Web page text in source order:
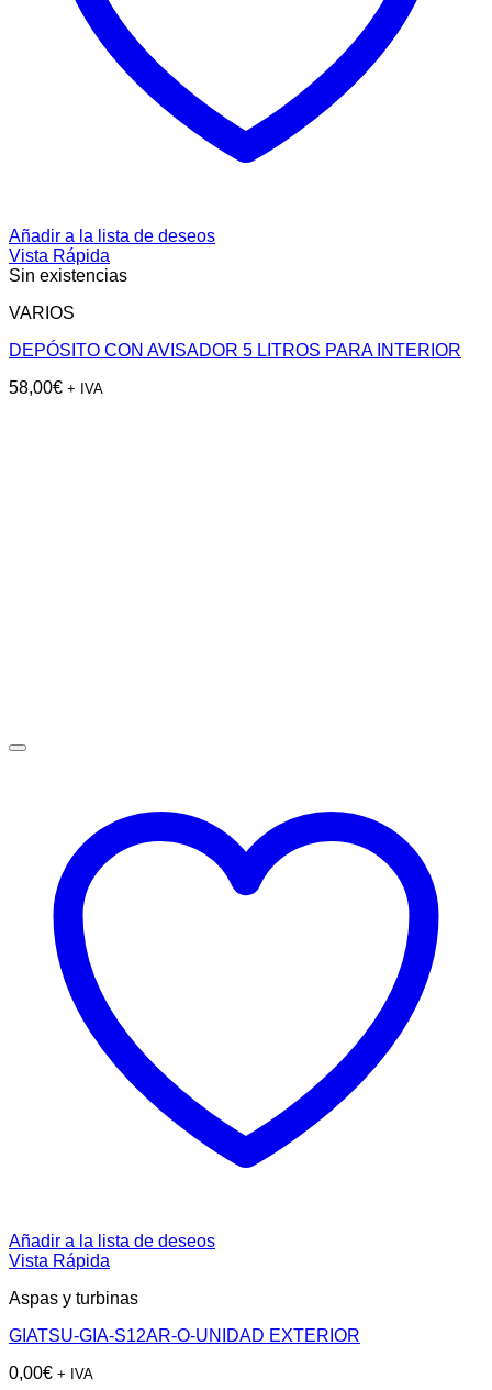
Añadir a la lista de deseos
Vista Rápida
Sin existencias
VARIOS
DEPÓSITO CON AVISADOR 5 LITROS PARA INTERIOR
58,00€ + IVA
Añadir a la lista de deseos
Vista Rápida
Aspas y turbinas
GIATSU-GIA-S12AR-O-UNIDAD EXTERIOR
0,00€ + IVA